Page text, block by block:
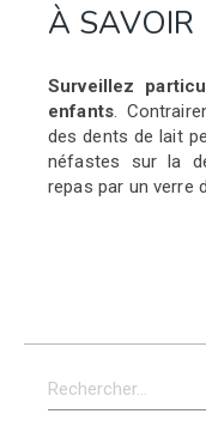
À SAVOIR
Surveillez
enfants.
des dents de lait
néfastes sur la
repas par un verre
Rechercher